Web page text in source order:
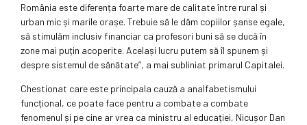
România este diferența foarte mare de calitate între rural și
urban mic și marile orașe. Trebuie să le dăm copiilor șanse egale,
să stimulăm inclusiv financiar ca profesori buni să se ducă în
zone mai puțin acoperite. Același lucru putem să îl spunem și
despre sistemul de sănătate”, a mai subliniat primarul Capitalei.
Chestionat care este principala cauză a analfabetismului
funcțional, ce poate face pentru a combate a combate
fenomenul și pe cine ar vrea ca ministru al educației, Nicușor Dan